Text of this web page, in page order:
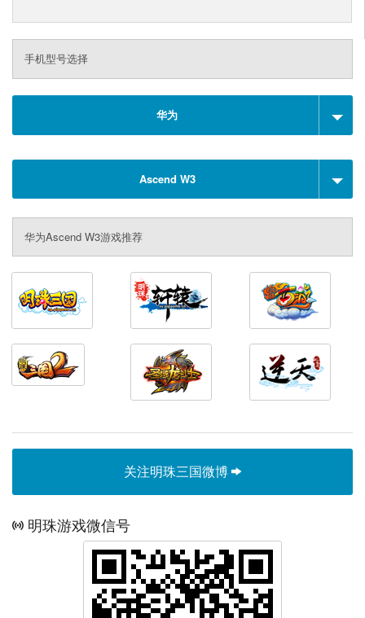
手机型号选择
华为
Ascend W3
华为Ascend W3游戏推荐
关注明珠三国微博
明珠游戏微信号